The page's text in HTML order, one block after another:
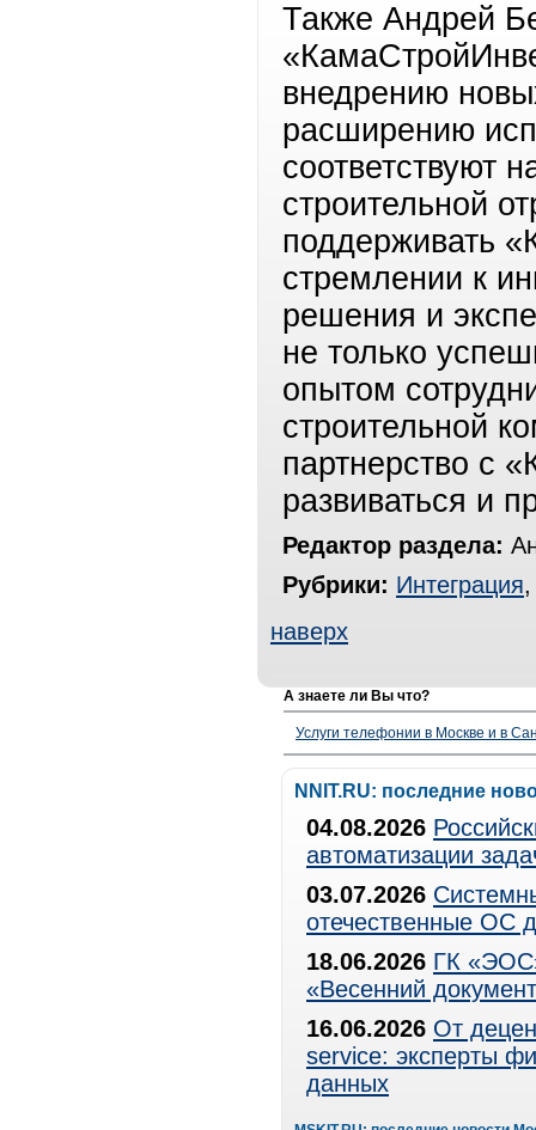
Также Андрей
внедрению
расширению
соответствуют
строительной
поддерживать
стремлении к
решения и
не только
опытом
строительной
партнерство с
развиваться и
Редактор раздела:
Рубрики: Интеграция
наверх
А знаете ли Вы что?
Услуги телефонии в Москве и в
NNIT.RU: последние
04.08.2026
автоматизации
03.07.2026
отечественные ОС
18.06.2026 ГК
«Весенний
16.06.2026 От
service: эксперты
данных